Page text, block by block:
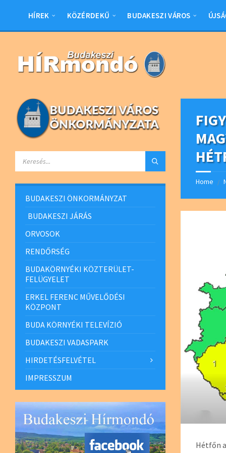
sidebar
sidebar
HÍREK KÖZÉRDEKŰ BUDAKESZI VÁROS
Home /
Hétfőn
BUDAKESZI ÖNKORMÁNYZAT
BUDAKESZI JÁRÁS
ORVOSOK
RENDŐRSÉG
BUDAKÖRNYÉKI KÖZTERÜLET-
FELÜGYELET
ERKEL FERENC MŰVELŐDÉSI
KÖZPONT
BUDA KÖRNYÉKI TELEVÍZIÓ
BUDAKESZI VADASPARK
HIRDETÉSFELVÉTEL
IMPRESSZUM